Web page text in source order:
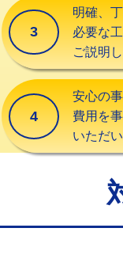
持込商品取付（単
持込商品取付（混
持込商品取付（浄
給水管工事※（ホ
給水管工事※（バ
給水管工事※（保
3
明確、
必要な
ご説明し
4
安心の
費用を
いただ